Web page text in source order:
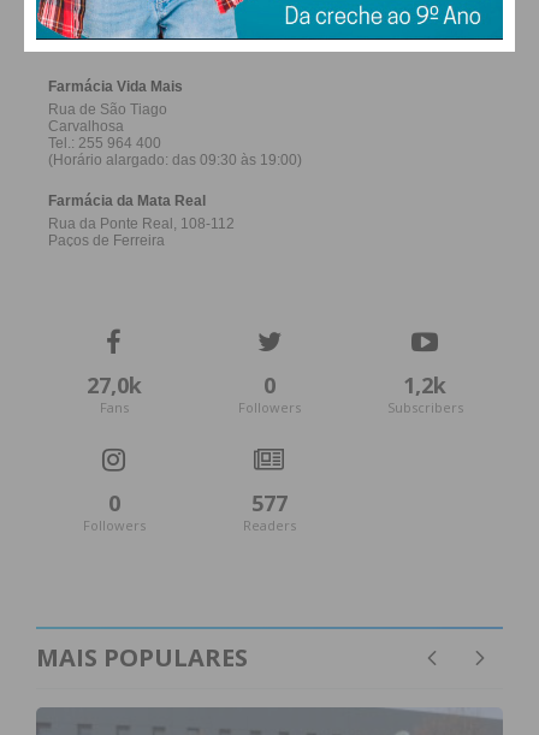
FERREIRA
27,0k
Fans
0
Followers
1,2k
Subscribers
0
Followers
577
Readers
MAIS POPULARES